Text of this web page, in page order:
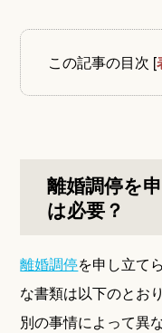
この記事の目次 [
離婚調停を
は必要？
離婚調停を申し立て
な書類は以下のとお
別の事情によって異